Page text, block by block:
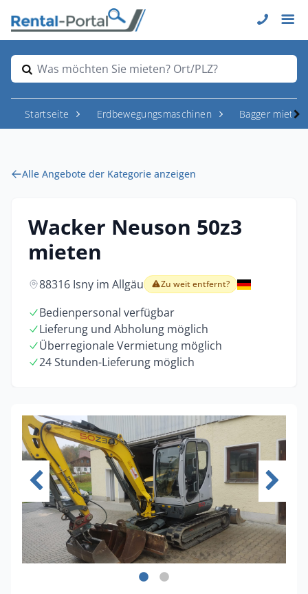
Was möchten Sie mieten? Ort/PLZ?
Startseite Erdbewegungsmaschinen Bagger mieten
Alle Angebote der Kategorie anzeigen
Wacker Neuson 50z3
mieten
88316 Isny im Allgäu Zu weit entfernt?
Bedienpersonal verfügbar
Lieferung und Abholung möglich
Überregionale Vermietung möglich
24 Stunden-Lieferung möglich